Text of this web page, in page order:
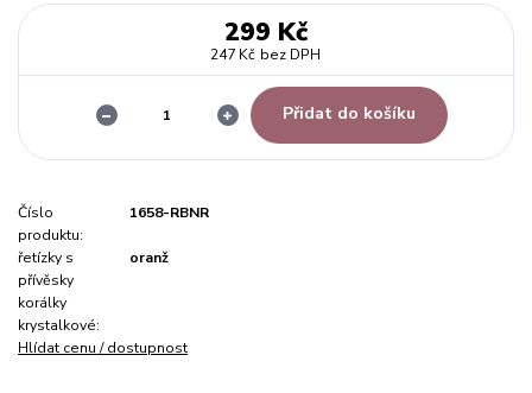
299 Kč
247 Kč bez DPH
Přidat do košíku
Číslo
produktu:
1658-RBNR
řetízky s
přívěsky
korálky
krystalkové:
oranž
Hlídat cenu / dostupnost